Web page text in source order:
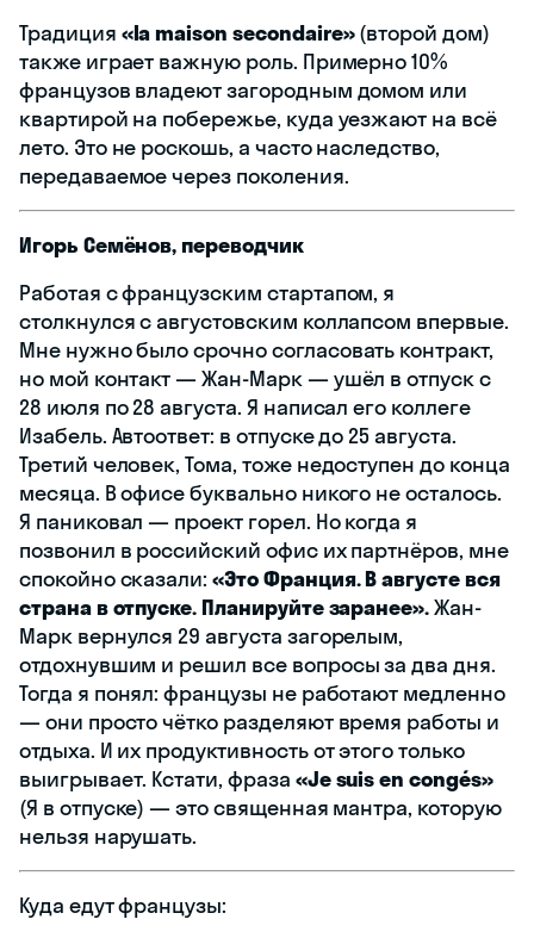
Традиция «la maison secondaire»(второй дом)
также играет важную роль. Примерно 10%
французов владеют загородным домом или
квартирой на побережье, куда уезжают на всё
лето. Это не роскошь, а часто наследство,
передаваемое через поколения.
Игорь Семёнов, переводчик
Работая с французским стартапом, я
столкнулся с августовским коллапсом впервые.
Мне нужно было срочно согласовать контракт,
но мой контакт — Жан-Марк — ушёл в отпуск с
28 июля по 28 августа. Я написал его коллеге
Изабель. Автоответ: в отпуске до 25 августа.
Третий человек, Тома, тоже недоступен до конца
месяца. В офисе буквально никого не осталось.
Я паниковал — проект горел. Но когда я
позвонил в российский офис их партнёров, мне
спокойно сказали:«Это Франция. В августе вся
страна в отпуске. Планируйте заранее».Жан-
Марк вернулся 29 августа загорелым,
отдохнувшим и решил все вопросы за два дня.
Тогда я понял: французы не работают медленно
— они просто чётко разделяют время работы и
отдыха. И их продуктивность от этого только
выигрывает. Кстати, фраза «Je suis en congés»
(Я в отпуске) — это священная мантра, которую
нельзя нарушать.
Куда едут французы: